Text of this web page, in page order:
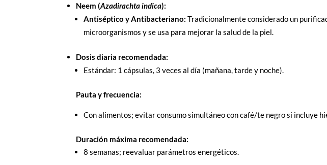
Neem (Azadirachta indica):
Antiséptico y Antibacteriano: Tradicionalmente considerado un
microorganismos y se usa para mejorar la salud de la piel.
Dosis diaria recomendada:
Estándar: 1 cápsulas, 3 veces al día (mañana, tarde y noche).
Pauta y frecuencia:
Con alimentos; evitar consumo simultáneo con café/te negro si incluye
Duración máxima recomendada:
8 semanas; reevaluar parámetros energéticos.